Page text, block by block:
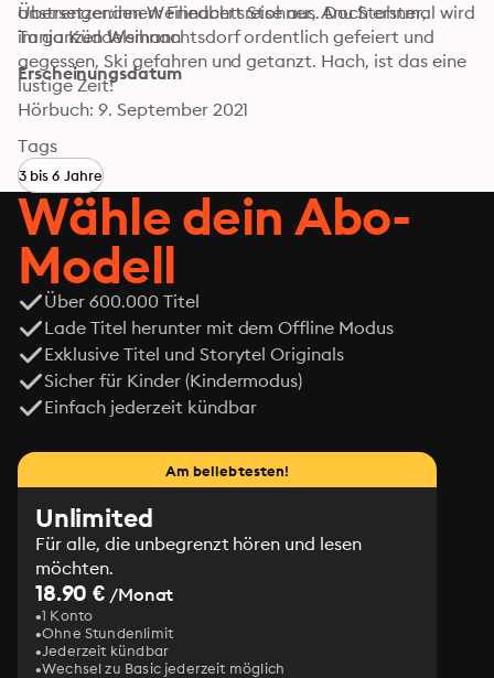
anstrengenden Weihnachtsreise aus. Doch erstmal wird
im ganzen Weihnachtsdorf ordentlich gefeiert und
gegessen, Ski gefahren und getanzt. Hach, ist das eine
lustige Zeit!
Übersetzer:innen: Friedbert Stohner, Anu Stohner,
Tanja Küddelsmann
Erscheinungsdatum
Hörbuch: 9. September 2021
Tags
3 bis 6 Jahre
Wähle dein Abo-
Modell
Über 600.000 Titel
Lade Titel herunter mit dem Offline Modus
Exklusive Titel und Storytel Originals
Sicher für Kinder (Kindermodus)
Einfach jederzeit kündbar
Am beliebtesten!
Unlimited
Für alle, die unbegrenzt hören und lesen
möchten.
18.90 € /Monat
1 Konto
Ohne Stundenlimit
Jederzeit kündbar
Wechsel zu Basic jederzeit möglich